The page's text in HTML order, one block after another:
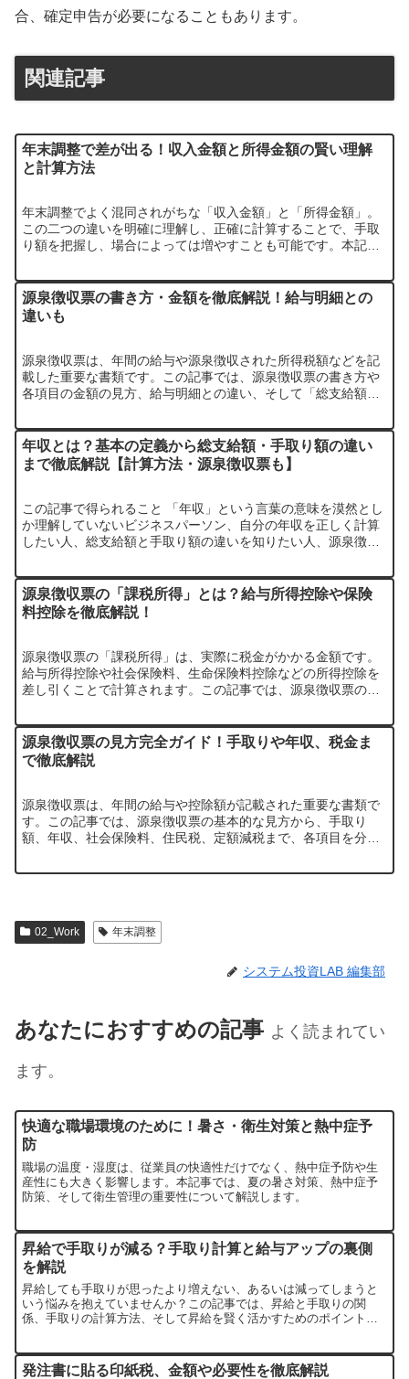
合、確定申告が必要になることもあります。
関連記事
年末調整で差が出る！収入金額と所得金額の賢い理解
と計算方法
年末調整でよく混同されがちな「収入金額」と「所得金額」。
この二つの違いを明確に理解し、正確に計算することで、手取
り額を把握し、場合によっては増やすことも可能です。本記事
確認方法までを分…
源泉徴収票の書き方・金額を徹底解説！給与明細との
違いも
源泉徴収票は、年間の給与や源泉徴収された所得税額などを記
載した重要な書類です。この記事では、源泉徴収票の書き方や
各項目の金額の見方、給与明細との違い、そして「総支給額」
年収とは？基本の定義から総支給額・手取り額の違い
まで徹底解説【計算方法・源泉徴収票も】
この記事で得られること 「年収」という言葉の意味を漠然とし
か理解していないビジネスパーソン、自分の年収を正しく計算
したい人、総支給額と手取り額の違いを知りたい人、源泉徴収
源泉徴収票の「課税所得」とは？給与所得控除や保険
料控除を徹底解説！
源泉徴収票の「課税所得」は、実際に税金がかかる金額です。
給与所得控除や社会保険料、生命保険料控除などの所得控除を
差し引くことで計算されます。この記事では、源泉徴収票の各
源泉徴収票の見方完全ガイド！手取りや年収、税金ま
で徹底解説
源泉徴収票は、年間の給与や控除額が記載された重要な書類で
す。この記事では、源泉徴収票の基本的な見方から、手取り
額、年収、社会保険料、住民税、定額減税まで、各項目を分か
02_Work 年末調整
システム投資LAB 編集部
あなたにおすすめの記事 よく読まれてい
ます。
快適な職場環境のために！暑さ・衛生対策と熱中症予
防
職場の温度・湿度は、従業員の快適性だけでなく、熱中症予防や生
産性にも大きく影響します。本記事では、夏の暑さ対策、熱中症予
防策、そして衛生管理の重要性について解説します。
昇給で手取りが減る？手取り計算と給与アップの裏側
を解説
昇給しても手取りが思ったより増えない、あるいは減ってしまうと
いう悩みを抱えていませんか？この記事では、昇給と手取りの関
係、手取りの計算方法、そして昇給を賢く活かすためのポイントを
発注書に貼る印紙税、金額や必要性を徹底解説